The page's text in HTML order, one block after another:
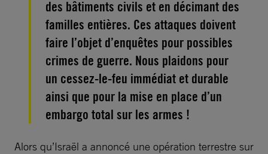
des bâtiments civils et en décimant des
familles entières. Ces attaques doivent
faire l’objet d’enquêtes pour possibles
crimes de guerre. Nous plaidons pour
un cessez-le-feu immédiat et durable
ainsi que pour la mise en place d’un
embargo total sur les armes !
Alors qu’Israël a annoncé une opération terrestre sur